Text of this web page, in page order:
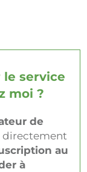
le service
moi ?
de
directement
au
à